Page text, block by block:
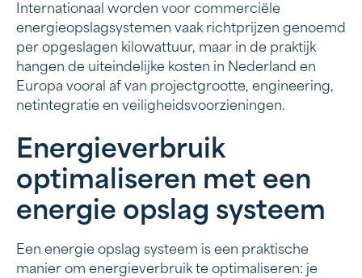
Internationaal worden voor commerciële
energieopslagsystemen vaak richtprijzen genoemd
per opgeslagen kilowattuur, maar in de praktijk
hangen de uiteindelijke kosten in Nederland en
Europa vooral af van projectgrootte, engineering,
netintegratie en veiligheidsvoorzieningen.
Energieverbruik
optimaliseren met een
energie opslag systeem
Een energie opslag systeem is een praktische
manier om energieverbruik te optimaliseren: je